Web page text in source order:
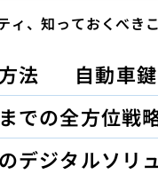
ィ、知っておくべき
法
自動車
での全方位戦
デジタルソリ